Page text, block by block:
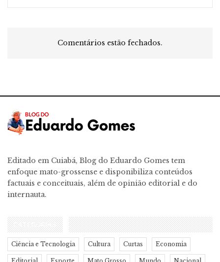
Comentários estão fechados.
Editado em Cuiabá, Blog do Eduardo Gomes tem
enfoque mato-grossense e disponibiliza conteúdos
factuais e conceituais, além de opinião editorial e do
internauta.
CATEGORIAS
Ciência e Tecnologia Cultura Curtas Economia